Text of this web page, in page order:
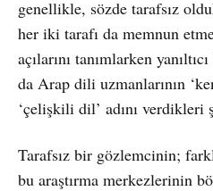
genellikle, sözde tarafsız
her iki tarafı da memnun
açılarını tanımlarken
da Arap dili uzmanlarının
‘çelişkili dil’ adını verdikleri
Tarafsız bir gözlemcinin;
bu araştırma merkezlerinin